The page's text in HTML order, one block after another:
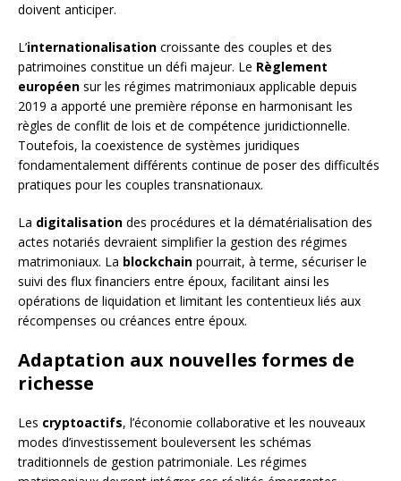
doivent anticiper.
L’internationalisation croissante des couples et des
patrimoines constitue un défi majeur. Le Règlement
européen sur les régimes matrimoniaux applicable depuis
2019 a apporté une première réponse en harmonisant les
règles de conflit de lois et de compétence juridictionnelle.
Toutefois, la coexistence de systèmes juridiques
fondamentalement différents continue de poser des difficultés
pratiques pour les couples transnationaux.
La digitalisation des procédures et la dématérialisation des
actes notariés devraient simplifier la gestion des régimes
matrimoniaux. La blockchain pourrait, à terme, sécuriser le
suivi des flux financiers entre époux, facilitant ainsi les
opérations de liquidation et limitant les contentieux liés aux
récompenses ou créances entre époux.
Adaptation aux nouvelles formes de
richesse
Les cryptoactifs, l’économie collaborative et les nouveaux
modes d’investissement bouleversent les schémas
traditionnels de gestion patrimoniale. Les régimes